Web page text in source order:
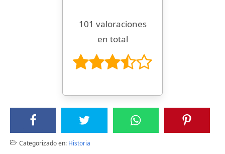
101 valoraciones
en total
Categorizado en: Historia